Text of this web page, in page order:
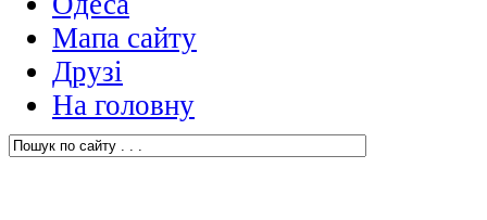
Мапа сайту
Друзі
На головну